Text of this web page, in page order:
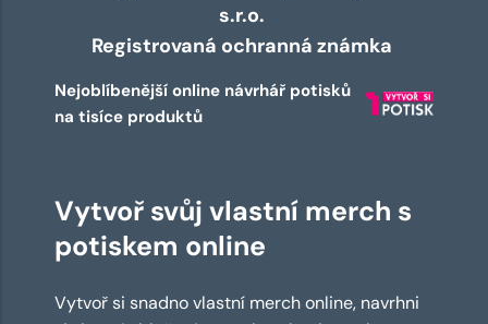
s.r.o.
Registrovaná ochranná známka
Nejoblíbenější online návrhář potisků
na tisíce produktů
Vytvoř svůj vlastní merch s
potiskem online
Vytvoř si snadno vlastní merch online, navrhni